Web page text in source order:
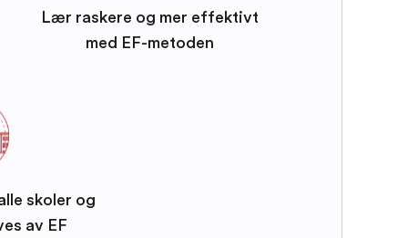
Lær raskere og mer effektivt
med EF-metoden
skoler og
av EF